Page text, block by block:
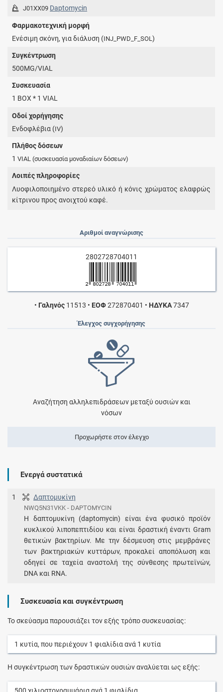
J01XX09 Daptomycin
Φαρμακοτεχνική μορφή
Ενέσιμη σκόνη, για διάλυση (INJ_PWD_F_SOL)
Συγκέντρωση
500MG/VIAL
Συσκευασία
1 BOX * 1 VIAL
Οδοί χορήγησης
Ενδοφλέβια (IV)
Πλήθος δόσεων
1VIAL (συσκευασία μοναδιαίων δόσεων)
Λοιπές πληροφορίες
Λυοφιλοποιημένο στερεό υλικό ή κόνις χρώματος ελαφρώς
κίτρινου προς ανοιχτού καφέ.
Αριθμοί αναγνώρισης
2802728704011
• Γαληνός11513 • ΕΟΦ272870401 • ΗΔΥΚΑ7347
Έλεγχος συγχορήγησης
Αναζήτηση αλληλεπιδράσεων μεταξύ ουσιών και
νόσων
Προχωρήστε στον έλεγχο
Ενεργά συστατικά
1 Δαπτομυκίνη
NWQ5N31VKK - DAPTOMYCIN
Η δαπτομυκίνη (daptomycin) είναι ένα φυσικό προϊόν
κυκλικού λιποπεπτιδίου και είναι δραστική έναντι Gram
θετικών βακτηρίων. Με την δέσμευση στις μεμβράνες
των βακτηριακών κυττάρων, προκαλεί αποπόλωση και
οδηγεί σε ταχεία αναστολή της σύνθεσης πρωτεϊνών,
DNA και RNA.
Συσκευασία και συγκέντρωση
Το σκεύασμα παρουσιάζει τον εξής τρόπο συσκευασίας:
1 κυτία, που περιέχουν 1 φιαλίδιαανά 1 κυτία
Η συγκέντρωση των δραστικών ουσιών αναλύεται ως εξής: